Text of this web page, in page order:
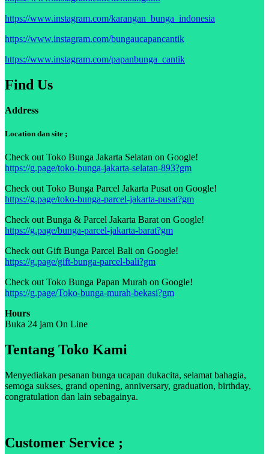
https://www.instagram.com/karangan_bunga_indonesia
https://www.instagram.com/bungaucapancantik
https://www.instagram.com/papanbunga_cantik
Find Us
Address
Location dan site ;
Check out Toko Bunga Jakarta Selatan on Google!
https://g.page/toko-bunga-jakarta-selatan-893?gm
Check out Toko Bunga Parcel Jakarta Pusat on Google!
https://g.page/toko-bunga-parcel-jakarta-pusat?gm
Check out Bunga & Parcel Jakarta Barat on Google!
https://g.page/bunga-parcel-jakarta-barat?gm
Check out Gift Bunga Parcel Bali on Google!
https://g.page/gift-bunga-parcel-bali?gm
Check out Toko Bunga Papan Murah on Google!
https://g.page/Toko-bunga-murah-bekasi?gm
Hours
Buka 24 jam On Line
Tentang Toko Kami
Menyediakan pesanan bunga ucapan dukacita, selamat bahagia,
semoga sukses, grand opening, anniversary, graduation, birthday,
congratulation dan lain sebagainya.
Customer Service ;